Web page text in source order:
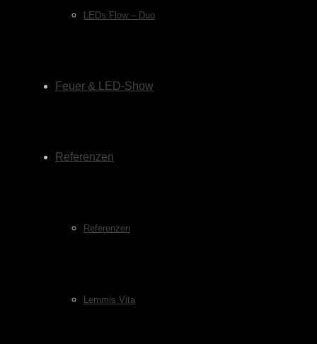
LEDs Flow – Duo
Feuer & LED-Show
Referenzen
Referenzen
Lemmis Vita